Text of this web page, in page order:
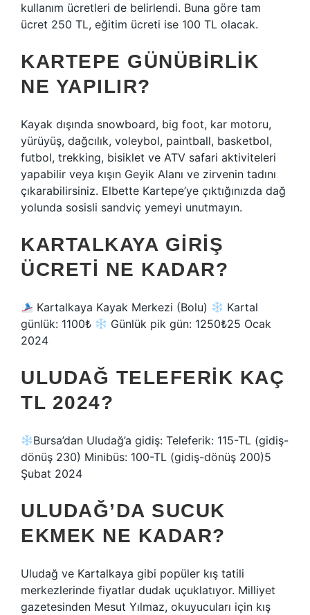
kullanım ücretleri de belirlendi. Buna göre tam
ücret 250 TL, eğitim ücreti ise 100 TL olacak.
KARTEPE GÜNÜBIRLIK
NE YAPILIR?
Kayak dışında snowboard, big foot, kar motoru,
yürüyüş, dağcılık, voleybol, paintball, basketbol, ​​
futbol, ​​trekking, bisiklet ve ATV safari aktiviteleri
yapabilir veya kışın Geyik Alanı ve zirvenin tadını
çıkarabilirsiniz. Elbette Kartepe’ye çıktığınızda dağ
yolunda sosisli sandviç yemeyi unutmayın.
KARTALKAYA GIRIŞ
ÜCRETI NE KADAR?
Kartalkaya Kayak Merkezi (Bolu)
Kartal
günlük: 1100₺
Günlük pik gün: 1250₺25 Ocak
2024
ULUDAĞ TELEFERIK KAÇ
TL 2024?
Bursa’dan Uludağ’a gidiş: Teleferik: 115-TL (gidiş-
dönüş 230) Minibüs: 100-TL (gidiş-dönüş 200)5
Şubat 2024
ULUDAĞ’DA SUCUK
EKMEK NE KADAR?
Uludağ ve Kartalkaya gibi popüler kış tatili
merkezlerinde fiyatlar dudak uçuklatıyor. Milliyet
gazetesinden Mesut Yılmaz, okuyucuları için kış